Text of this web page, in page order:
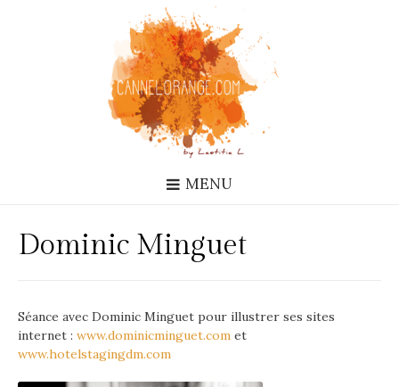
MENU
Dominic Minguet
Séance avec Dominic Minguet pour illustrer ses sites
internet : www.dominicminguet.com et
www.hotelstagingdm.com